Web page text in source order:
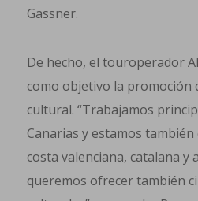
Gassner.
De hecho, el touroperador
como objetivo la promoción
cultural. “Trabajamos
Canarias y estamos
costa valenciana, catalana y
queremos ofrecer también